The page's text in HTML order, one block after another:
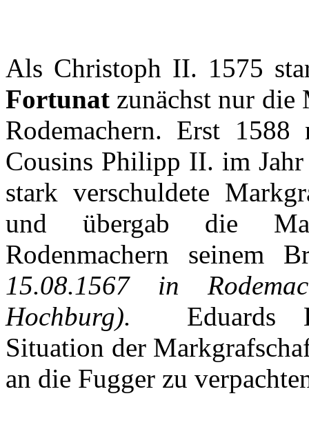
Als Christoph II. 1575
Fortunat zunächst nur die
Rodemachern. Erst 1588
Cousins Philipp II. im Jahr
stark verschuldete
und übergab die
Rodenmachern
seinem
15.08.1567 in
Hochburg). Eduards
Situation der
an die Fugger zu